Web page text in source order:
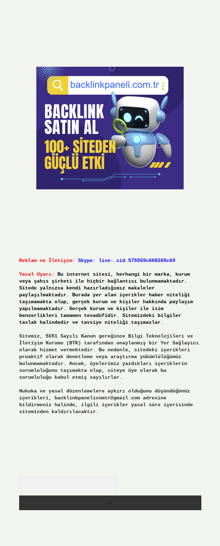
Reklam ve İletişim: Skype: live:.cid.575569c608265c69
Yasal Uyarı:
Bu internet sitesi, herhangi bir marka, kurum
veya şahıs şirketi ile hiçbir bağlantısı bulunmamaktadır.
Sitede yalnızca kendi hazırladığımız makaleler
paylaşılmaktadır. Burada yer alan içerikler haber niteliği
taşımamakta olup, gerçek kurum ve kişiler hakkında paylaşım
yapılmamaktadır. Gerçek kurum ve kişiler ile isim
benzerlikleri tamamen tesadüfidir. Sitemizdeki bilgiler
taslak halindedir ve tavsiye niteliği taşımazlar.
Sitemiz, 5651 Sayılı Kanun gereğince Bilgi Teknolojileri ve
İletişim Kurumu (BTK) tarafından onaylanmış bir Yer Sağlayıcı
olarak hizmet vermektedir. Bu nedenle, sitedeki içerikleri
proaktif olarak denetleme veya araştırma yükümlülüğümüz
bulunmamaktadır. Ancak, üyelerimiz yazdıkları içeriklerin
sorumluluğunu taşımakta olup, siteye üye olarak bu
sorumluluğu kabul etmiş sayılırlar.
Hukuka ve yasal düzenlemelere aykırı olduğunu düşündüğünüz
içerikleri, backlinkpanelicomtr@gmail.comadresine
bildirmeniz halinde, ilgili içerikler yasal süre içerisinde
sitemizden kaldırılacaktır.